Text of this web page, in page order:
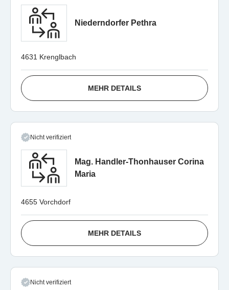
Niederndorfer Pethra
4631 Krenglbach
MEHR DETAILS
Nicht verifiziert
Mag. Handler-Thonhauser Corina
Maria
4655 Vorchdorf
MEHR DETAILS
Nicht verifiziert